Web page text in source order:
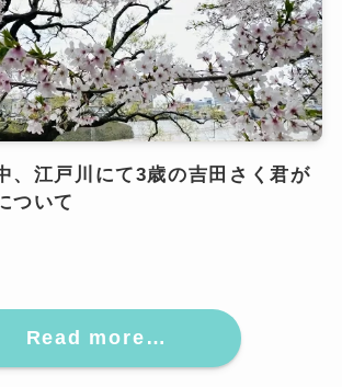
、江戸川にて3歳の吉田さく君が
ついて
Read more…